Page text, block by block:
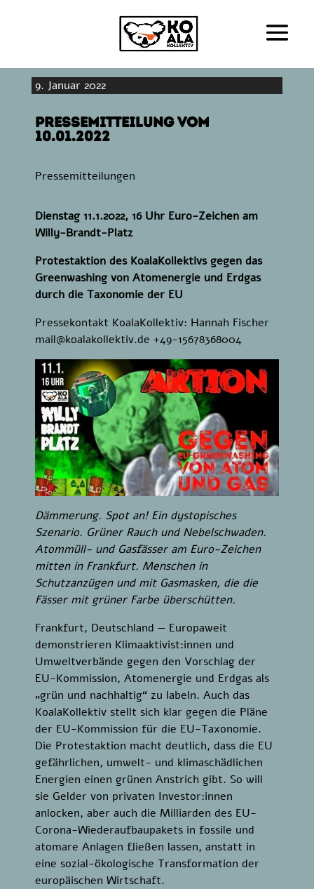
9. Januar 2022
Pressemitteilung vom
10.01.2022
Pressemitteilungen
Dienstag 11.1.2022, 16 Uhr Euro-Zeichen am
Willy-Brandt-Platz
Protestaktion des KoalaKollektivs gegen das
Greenwashing von Atomenergie und Erdgas
durch die Taxonomie der EU
Pressekontakt KoalaKollektiv: Hannah Fischer
mail@koalakollektiv.de +49-15678368004
Dämmerung. Spot an! Ein dystopisches
Szenario. Grüner Rauch und Nebelschwaden.
Atommüll- und Gasfässer am Euro-Zeichen
mitten in Frankfurt. Menschen in
Schutzanzügen und mit Gasmasken, die die
Fässer mit grüner Farbe überschütten.
Frankfurt, Deutschland — Europaweit
demonstrieren Klimaaktivist:innen und
Umweltverbände gegen den Vorschlag der
EU-Kommission, Atomenergie und Erdgas als
„grün und nachhaltig“ zu labeln. Auch das
KoalaKollektiv stellt sich klar gegen die Pläne
der EU-Kommission für die EU-Taxonomie.
Die Protestaktion macht deutlich, dass die EU
gefährlichen, umwelt- und klimaschädlichen
Energien einen grünen Anstrich gibt. So will
sie Gelder von privaten Investor:innen
anlocken, aber auch die Milliarden des EU-
Corona-Wiederaufbaupakets in fossile und
atomare Anlagen fließen lassen, anstatt in
eine sozial-ökologische Transformation der
europäischen Wirtschaft.